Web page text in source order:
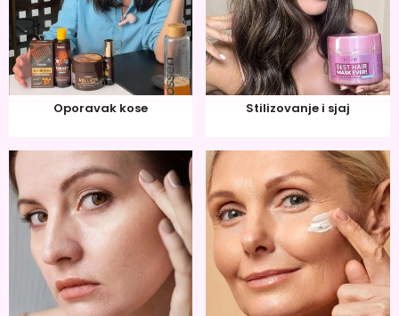
Oporavak kose Stilizovanje i sjaj